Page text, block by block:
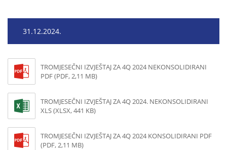
31.12.2024.
TROMJESEČNI IZVJEŠTAJ ZA 4Q 2024 NEKONSOLIDIRANI
PDF (PDF, 2,11 MB)
TROMJESEČNI IZVJEŠTAJ ZA 4Q 2024. NEKONSOLIDIRANI
XLS (XLSX, 441 KB)
TROMJESEČNI IZVJEŠTAJ ZA 4Q 2024 KONSOLIDIRANI PDF
(PDF, 2,11 MB)